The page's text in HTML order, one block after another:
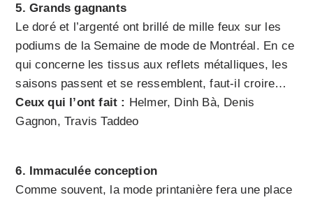
5. Grands gagnants
Le doré et l’argenté ont brillé de mille feux sur les
podiums de la Semaine de mode de Montréal. En ce
qui concerne les tissus aux reflets métalliques, les
saisons passent et se ressemblent, faut-il croire…
Ceux qui l’ont fait : Helmer, Dinh Bà, Denis
Gagnon, Travis Taddeo
6. Immaculée conception
Comme souvent, la mode printanière fera une place